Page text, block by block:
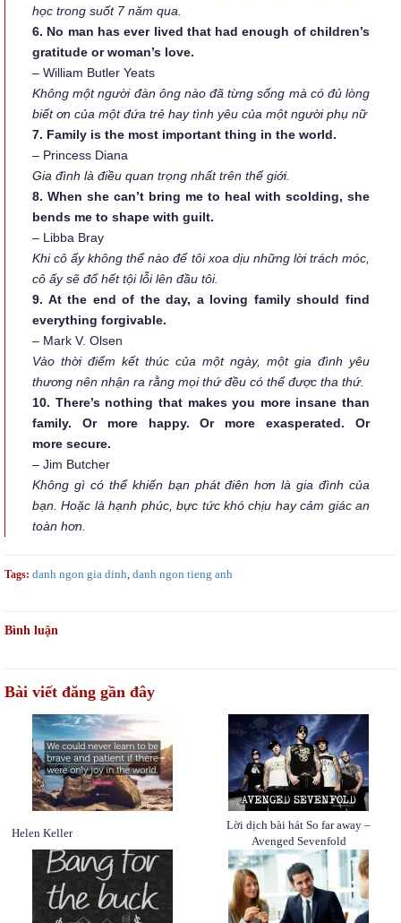
học trong suốt 7 năm qua.
6. No man has ever lived that had enough of children’s
gratitude or woman’s love.
– William Butler Yeats
Không một người đàn ông nào đã từng sống mà có đủ lòng
biết ơn của một đứa trẻ hay tình yêu của một người phụ nữ
7. Family is the most important thing in the world.
– Princess Diana
Gia đình là điều quan trọng nhất trên thế giới.
8. When she can’t bring me to heal with scolding, she
bends me to shape with guilt.
– Libba Bray
Khi cô ấy không thể nào để tôi xoa dịu những lời trách móc,
cô ấy sẽ đổ hết tội lỗi lên đầu tôi.
9. At the end of the day, a loving family should find
everything forgivable.
– Mark V. Olsen
Vào thời điểm kết thúc của một ngày, một gia đình yêu
thương nên nhận ra rằng mọi thứ đều có thể được tha thứ.
10. There’s nothing that makes you more insane than
family. Or more happy. Or more exasperated. Or
more secure.
– Jim Butcher
Không gì có thể khiến bạn phát điên hơn là gia đình của
bạn. Hoặc là hạnh phúc, bực tức khó chịu hay cảm giác an
toàn hơn.
Tags: danh ngon gia dinh, danh ngon tieng anh
Bình luận
Bài viết đăng gần đây
Helen Keller
Lời dịch bài hát So far away –
Avenged Sevenfold